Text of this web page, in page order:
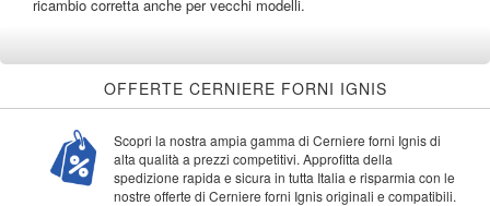
ricambio corretta anche per vecchi modelli.
OFFERTE CERNIERE FORNI IGNIS
Scopri la nostra ampia gamma di Cerniere forni Ignis di
alta qualità a prezzi competitivi. Approfitta della
spedizione rapida e sicura in tutta Italia e risparmia con le
nostre offerte di Cerniere forni Ignis originali e compatibili.